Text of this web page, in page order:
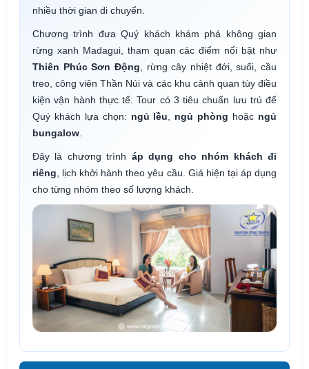
nhiều thời gian di chuyển.
Chương trình đưa Quý khách khám phá không gian
rừng xanh Madagui, tham quan các điểm nổi bật như
Thiên Phúc Sơn Động , rừng cây nhiệt đới, suối, cầu
treo, công viên Thần Núi và các khu cảnh quan tùy điều
kiện vận hành thực tế. Tour có 3 tiêu chuẩn lưu trú để
Quý khách lựa chọn: ngủ lều ngủ phòng hoặc ngủ
bungalow
Đây là chương trình áp dụng cho nhóm khách đi
riêng , lịch khởi hành theo yêu cầu. Giá hiện tại áp dụng
cho từng nhóm theo số lượng khách.